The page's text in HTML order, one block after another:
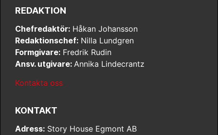
REDAKTION
Chefredaktör: Håkan Johansson
Redaktionschef: Nilla Lundgren
Formgivare: Fredrik Rudin
Ansv. utgivare: Annika Lindecrantz
Kontakta oss
KONTAKT
Adress: Story House Egmont AB